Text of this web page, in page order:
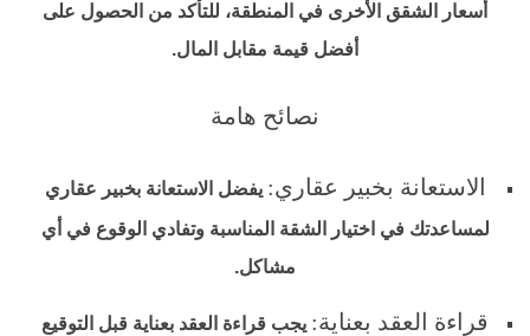
أسعار الشقق الأخرى في المنطقة، للتأكد من الحصول على
أفضل قيمة مقابل المال.
نصائح هامة
الاستعانة بخبير عقاري: يفضل الاستعانة بخبير عقاري
لمساعدتك في اختيار الشقة المناسبة وتفادي الوقوع في أي
مشاكل.
قراءة العقد بعناية: يجب قراءة العقد بعناية قبل التوقيع